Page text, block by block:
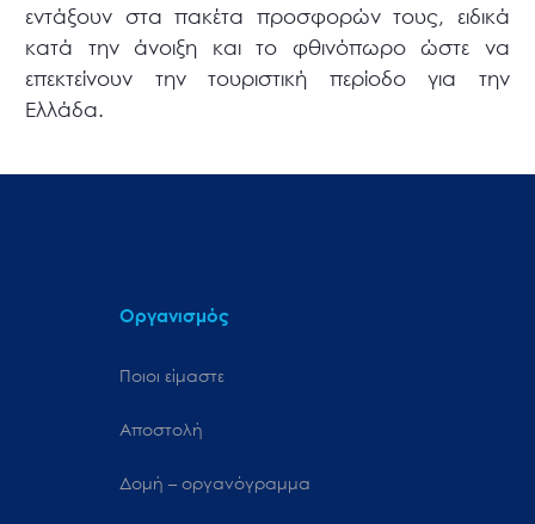
εντάξουν στα πακέτα προσφορών τους, ειδικά
κατά την άνοιξη και το φθινόπωρο ώστε να
επεκτείνουν την τουριστική περίοδο για την
Ελλάδα.
Οργανισμός
Ποιοι είμαστε
Αποστολή
Δομή – οργανόγραμμα